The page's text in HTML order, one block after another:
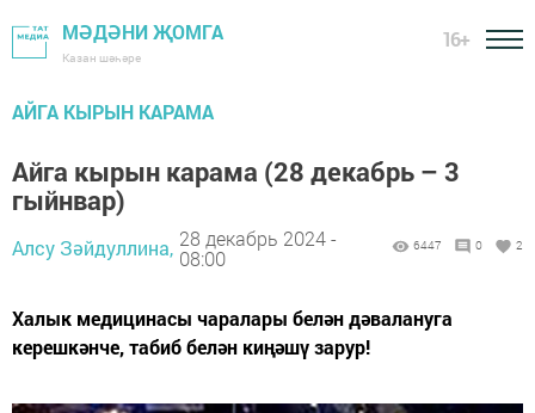
МӘДӘНИ ҖОМГА
Казан шәһәре
16+
АЙГА КЫРЫН КАРАМА
Айга кырын карама (28 декабрь – 3
гыйнвар)
Алсу Зәйдуллина, 28 декабрь 2024 -
08:00
6447 0 2
Халык медицинасы чаралары белән дәвалануга
керешкәнче, табиб белән киңәшү зарур!